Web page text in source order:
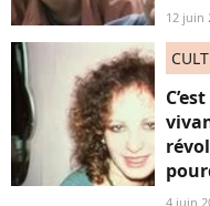
12 juin
4 juin